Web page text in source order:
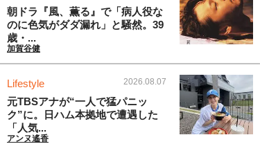
朝ドラ『風、薫る』で「病人役な
のに色気がダダ漏れ」と騒然。39
歳・...
加賀谷健
Lifestyle 2026.08.07
元TBSアナが“一人で猛パニッ
ク”に。日ハム本拠地で遭遇した
「人気...
アンヌ遙香